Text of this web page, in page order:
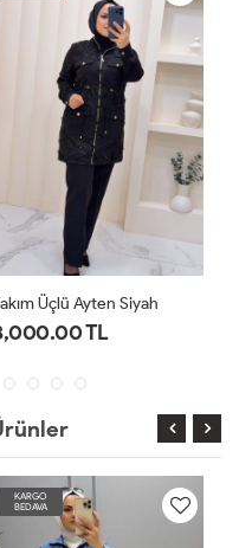
Üçlü Ayten Siyah
TL
KARGO
BEDAVA